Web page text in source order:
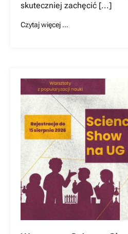
skuteczniej zachęcić [...]
Czytaj więcej …